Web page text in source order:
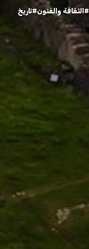
#الثقافة والفنون#تاريخ